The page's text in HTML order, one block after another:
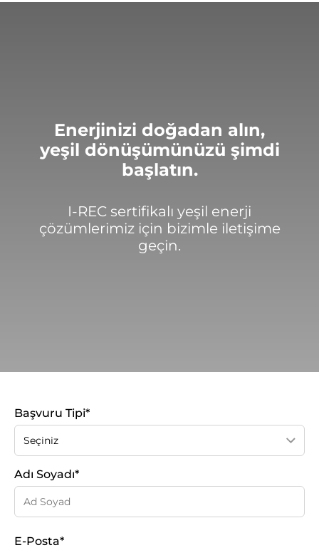
Enerjinizi doğadan alın,
yeşil dönüşümünüzü şimdi
başlatın.
I-REC sertifikalı yeşil enerji
çözümlerimiz için bizimle iletişime
geçin.
Başvuru Tipi*
Adı Soyadı*
E-Posta*
Teşekkürler!
Mesajınız başarıyla ulaştırıldı. En kısa
sürede sizinle iletişime geçilecektir.